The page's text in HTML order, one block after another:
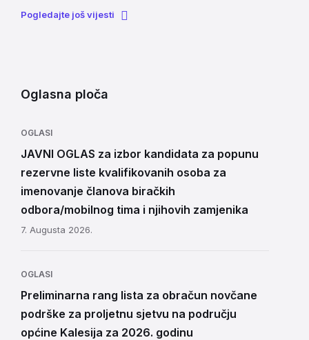
Pogledajte još vijesti
Oglasna ploča
OGLASI
JAVNI OGLAS za izbor kandidata za popunu
rezervne liste kvalifikovanih osoba za
imenovanje članova biračkih
odbora/mobilnog tima i njihovih zamjenika
7. Augusta 2026.
OGLASI
Preliminarna rang lista za obračun novčane
podrške za proljetnu sjetvu na području
općine Kalesija za 2026. godinu